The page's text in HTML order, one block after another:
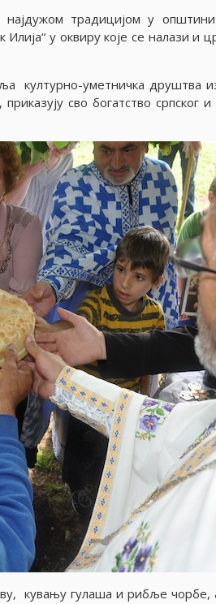
традициjом у
у оквиру коjе се налази и
културно-уметничка друштва
сво богатство српског
кувању гулаша и рибље чорбе,